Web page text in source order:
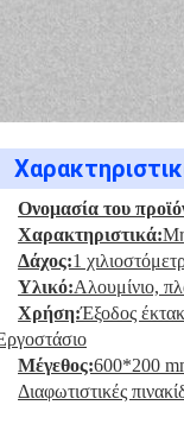
Ονομασία του
Χαρακτηριστικά:Μη
Δάχος:1
Υλικό:Αλουμίνιο,
Χρήση:Έξοδος
Μέγεθος:600*200
Διαφωτιστικές